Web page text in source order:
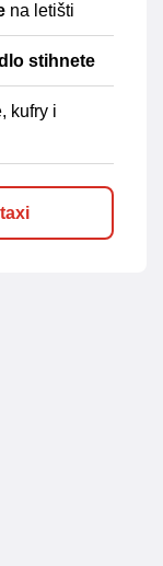
na letišti
stihnete
kufry i